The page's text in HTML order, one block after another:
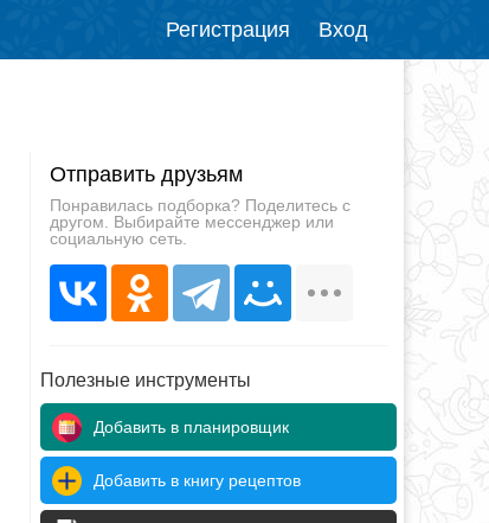
Регистрация Вход
Отправить друзьям
Понравилась подборка? Поделитесь с
другом. Выбирайте мессенджер или
социальную сеть.
Полезные инструменты
Добавить в планировщик
Добавить в книгу рецептов